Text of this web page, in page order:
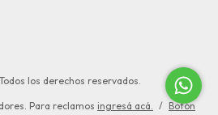
los derechos reservados.
Para reclamos ingresá acá. / Botón